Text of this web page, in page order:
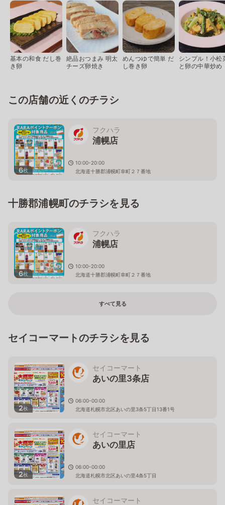
基本の和食 だし巻
き卵
絶品おつまみ 明太
チーズ卵焼き
めんつゆで簡単 だ
し巻き卵
シンプル！小松
と卵の中華炒め
この店舗の近くのチラシ
6枚
フクハラ
浦幌店
10:00-20:00
北海道十勝郡浦幌町幸町２７番地
十勝郡浦幌町のチラシを見る
6枚
フクハラ
浦幌店
10:00-20:00
北海道十勝郡浦幌町幸町２７番地
すべて見る
セイコーマートのチラシを見る
2枚
セイコーマート
あいの里3条店
06:00-00:00
北海道札幌市北区あいの里3条5丁目13番1号
2枚
セイコーマート
あいの里店
06:00-00:00
北海道札幌市北区あいの里4条5丁目
セイコーマート